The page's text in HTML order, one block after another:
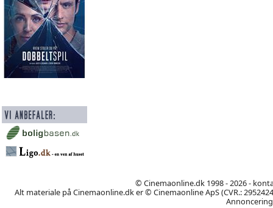
© Cinemaonline.dk 1998 - 2026 -
Alt materiale på Cinemaonline.dk er © Cinemaonline ApS (CVR.: